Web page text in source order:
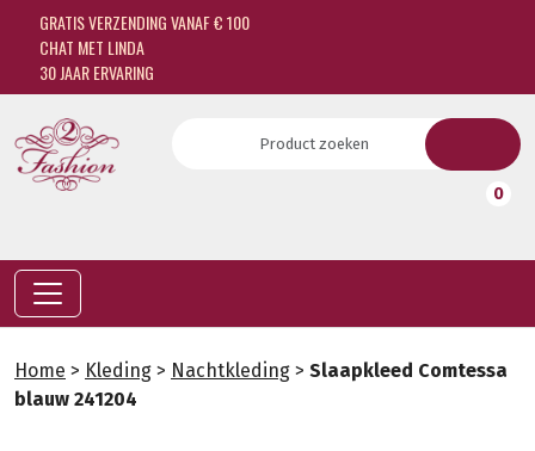
GRATIS VERZENDING VANAF € 100
CHAT MET LINDA
30 JAAR ERVARING
0
Home > Kleding > Nachtkleding > Slaapkleed Comtessa
blauw 241204